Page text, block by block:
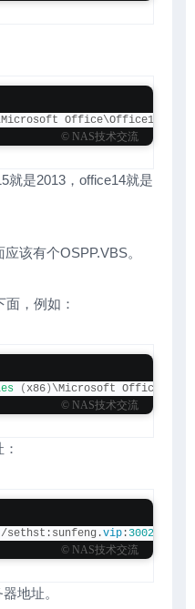
Office\Office16
© NAS技术交流
就是2013，office14就是
该有个OSPP.VBS。
，例如：
(x86 ) \Microsoft
© NAS技术交流
/sethst:sunfeng.vip : 30024
© NAS技术交流
地址。